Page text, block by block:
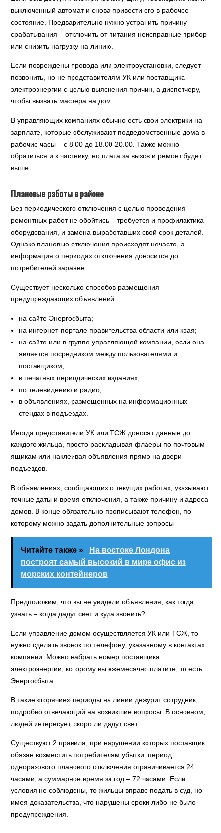
выключенный автомат и снова привести его в рабочее
состояние. Предварительно нужно устранить причину
срабатывания – отключить от питания неисправные прибор
или снизить нагрузку на линию.
Если повреждены провода или электроустановки, следует
позвонить, но не представителям УК или поставщика
электроэнергии с целью выяснения причин, а диспетчеру,
чтобы вызвать мастера на дом
В управляющих компаниях обычно есть свои электрики на
зарплате, которые обслуживают подведомственные дома в
рабочие часы – с 8.00 до 18.00-20.00. Также можно
обратиться и к частнику, но плата за вызов и ремонт будет
выше.
Плановые работы в районе
Без периодического отключения с целью проведения
ремонтных работ не обойтись – требуется и профилактика
оборудования, и замена выработавших свой срок деталей.
Однако плановые отключения происходят нечасто, а
информация о периодах отключения доносится до
потребителей заранее.
Существует несколько способов размещения
предупреждающих объявлений:
на сайте Энергосбыта;
на интернет-портале правительства области или края;
на сайте или в группе управляющей компании, если она
является посредником между пользователями и
поставщиком;
в печатных периодических изданиях;
по телевидению и радио;
в объявлениях, размещенных на информационных
стендах в подъездах.
Иногда представители УК или ТСЖ доносят данные до
каждого жильца, просто раскладывая флаеры по почтовым
ящикам или наклеивая объявления прямо на двери
подъездов.
В объявлениях, сообщающих о текущих работах, указывают
точные даты и время отключения, а также причину и адреса
домов. В конце обязательно прописывают телефон, по
которому можно задать дополнительные вопросы
Читайте также »
На востоке Лондона
построят самый высокий в мире офис из
морских контейнеров
Предположим, что вы не увидели объявления, как тогда
узнать – когда дадут свет и куда звонить?
Если управление домом осуществляется УК или ТСЖ, то
нужно сделать звонок по телефону, указанному в контактах
компании. Можно набрать номер поставщика
электроэнергии, которому вы ежемесячно платите, то есть
Энергосбыта.
В такие «горячие» периоды на линии дежурит сотрудник,
подробно отвечающий на возникшие вопросы. В основном,
людей интересует, скоро ли дадут свет
Существуют 2 правила, при нарушении которых поставщик
обязан возместить потребителям убытки: период
одноразового планового отключения ограничивается 24
часами, а суммарное время за год – 72 часами. Если
условия не соблюдены, то жильцы вправе подать в суд, но
имея доказательства, что нарушены сроки либо не было
предупреждения.